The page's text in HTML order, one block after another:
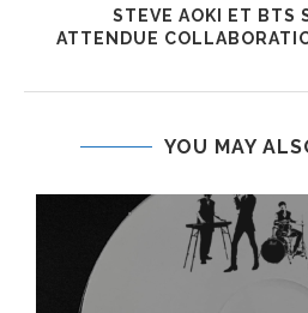
STEVE AOKI ET BTS
ATTENDUE
YOU MAY